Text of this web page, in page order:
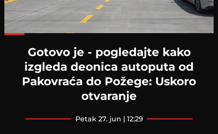
Gotovo je - pogledajte kako
izgleda deonica autoputa od
Pakovraća do Požege: Uskoro
otvaranje
petak 27. jun | 12:29